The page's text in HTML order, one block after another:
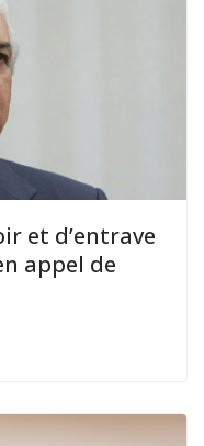
et d’entrave
appel de